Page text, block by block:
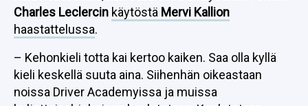
Charles Leclercin käytöstä Mervi Kallion
haastattelussa.
– Kehonkieli totta kai kertoo kaiken. Saa olla kyllä
kieli keskellä suuta aina. Siihenhän oikeastaan
noissa Driver Academyissa ja muissa